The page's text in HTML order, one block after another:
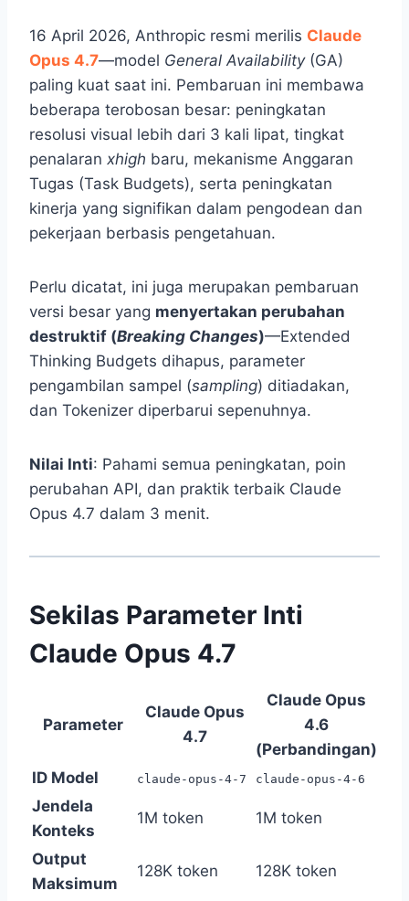
16 April 2026, Anthropic resmi merilis Claude
Opus 4.7—model General Availability(GA)
paling kuat saat ini. Pembaruan ini membawa
beberapa terobosan besar: peningkatan
resolusi visual lebih dari 3 kali lipat, tingkat
penalaran xhigh baru, mekanisme Anggaran
Tugas (Task Budgets), serta peningkatan
kinerja yang signifikan dalam pengodean dan
pekerjaan berbasis pengetahuan.
Perlu dicatat, ini juga merupakan pembaruan
versi besar yang menyertakan perubahan
destruktif (Breaking Changes)—Extended
Thinking Budgets dihapus, parameter
pengambilan sampel (sampling) ditiadakan,
dan Tokenizer diperbarui sepenuhnya.
Nilai Inti: Pahami semua peningkatan, poin
perubahan API, dan praktik terbaik Claude
Opus 4.7 dalam 3 menit.
Sekilas Parameter Inti
Claude Opus 4.7
Parameter
Claude Opus
4.7
Claude Opus
4.6
(Perbandingan)
ID Model
claude-opus-4-7 claude-opus-4-6
Jendela
Konteks
1M token 1M token
Output
Maksimum
128K token 128K token